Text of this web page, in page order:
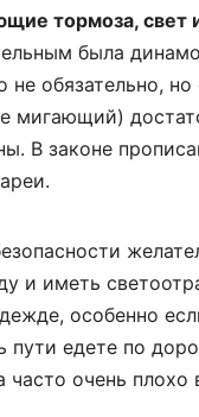
тормоза, свет
была
обязательно, но
мигающий)
В законе
и иметь
особенно
пути едете по
часто очень плохо